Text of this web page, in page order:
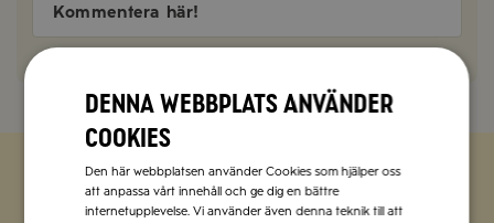
Kommentera här!
Zetas populära nyhetsbrev
Denna webbplats använder
cookies
Den här webbplatsen använder Cookies som hjälper oss
att anpassa vårt innehåll och ge dig en bättre
internetupplevelse. Vi använder även denna teknik till att